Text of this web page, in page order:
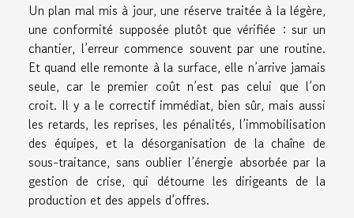
Un plan mal mis à jour, une réserve traitée à la légère,
une conformité supposée plutôt que vérifiée : sur un
chantier, l’erreur commence souvent par une routine.
Et quand elle remonte à la surface, elle n’arrive jamais
seule, car le premier coût n’est pas celui que l’on
croit. Il y a le correctif immédiat, bien sûr, mais aussi
les retards, les reprises, les pénalités, l’immobilisation
des équipes, et la désorganisation de la chaîne de
sous-traitance, sans oublier l’énergie absorbée par la
gestion de crise, qui détourne les dirigeants de la
production et des appels d’offres.